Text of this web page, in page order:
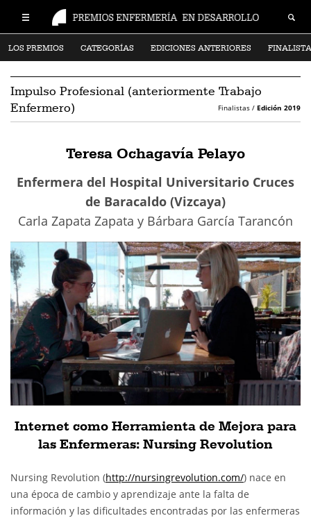
LOS PREMIOS CATEGORÍAS EDICIONES ANTERIORES
Impulso Profesional (anteriormente Trabajo
Enfermero)
Finalistas / Edición 2019
Teresa Ochagavía Pelayo
Enfermera del Hospital Universitario Cruces
de Baracaldo (Vizcaya)
Carla Zapata Zapata y Bárbara García Tarancón
Internet como Herramienta de Mejora para
las Enfermeras: Nursing Revolution
Nursing Revolution (http://nursingrevolution.com/) nace en
una época de cambio y aprendizaje ante la falta de
información y las dificultades encontradas por las enfermeras